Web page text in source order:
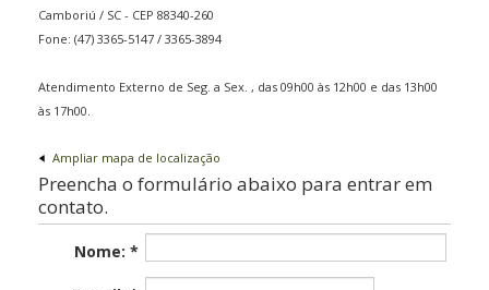
Camboriú / SC - CEP 88340-260
Fone: (47) 3365-5147 / 3365-3894
Atendimento Externo de Seg. a Sex. , das 09h00 às 12h00 e das 13h00
às 17h00.
Ampliar mapa de localização
Preencha o formulário abaixo para entrar em
contato.
Nome: *